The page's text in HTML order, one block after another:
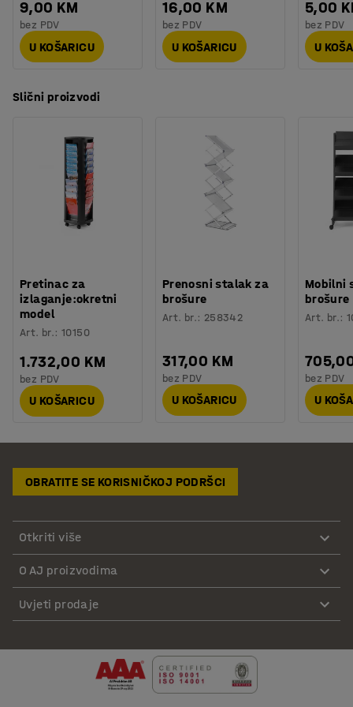
9,00 KM
bez PDV
U KOŠARICU
16,00 KM
bez PDV
U KOŠARICU
5,00
bez PDV
U
Slični proizvodi
Pretinac za
izlaganje:okretni
model
Art. br.:10150
1.732,00 KM
bez PDV
U KOŠARICU
Prenosni stalak za
brošure
Art. br.: 258342
317,00 KM
bez PDV
U KOŠARICU
Mobilni
brošure
Art. br.:
bez PDV
U
OBRATITE SE KORISNIČKOJ PODRŠCI
Otkriti više
O AJ proizvodima
Uvjeti prodaje